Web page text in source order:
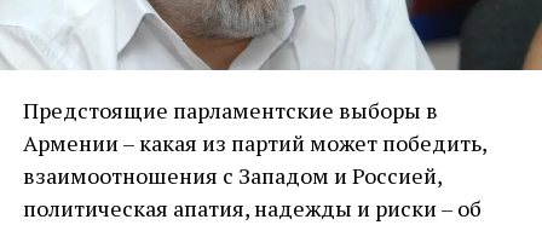
Предстоящие парламентские выборы в
Армении – какая из партий может победить,
взаимоотношения с Западом и Россией,
политическая апатия, надежды и риски – об